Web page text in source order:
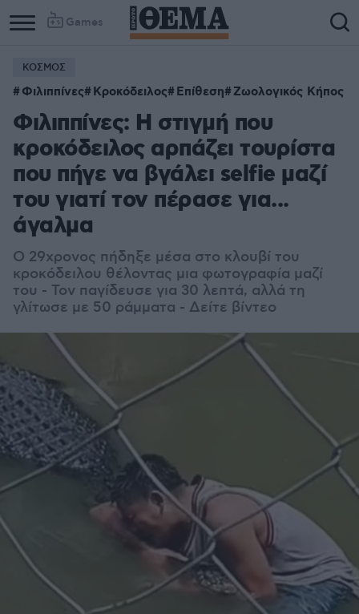
Games
Column
1
Column
2
ΚΟΣΜΟΣ
Φιλιππίνες Κροκόδειλος Επίθεση Ζωολογικός Κήπος
Φιλιππίνες: Η στιγμή που
κροκόδειλος αρπάζει τουρίστα
που πήγε να βγάλει selfie μαζί
του γιατί τον πέρασε για...
άγαλμα
O 29χρονος πήδηξε μέσα στο κλουβί του
κροκόδειλου θέλοντας μια φωτογραφία μαζί
του - Τον παγίδευσε για 30 λεπτά, αλλά τη
γλίτωσε με 50 ράμματα - Δείτε βίντεο